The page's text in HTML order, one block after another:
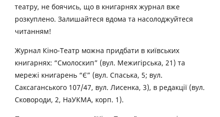
театру, не боячись, що в книгарнях журнал вже
розкуплено. Залишайтеся вдома та насолоджуйтеся
читанням!
Журнал Кіно-Театр можна придбати в київських
книгарнях: “Смолоскип” (вул. Межигірська, 21) та
мережі книгарень “Є” (вул. Спаська, 5; вул.
Саксаганського 107/47, вул. Лисенка, 3), в редакції (вул.
Сковороди, 2, НаУКМА, корп. 1).